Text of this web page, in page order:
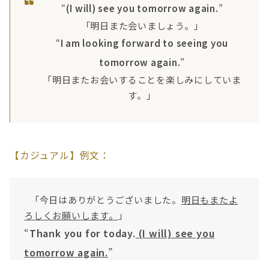
“(I will) see you tomorrow again.”
「明日また会いましょう。」
“I am looking forward to seeing you
tomorrow again.”
「明日またお会いすることを楽しみにしていま
す。」
【カジュアル】例文：
「今日はありがとうございました。 明日もまたよ
ろしくお願いします。
」
“Thank you for today. (I will) see you
tomorrow again.”